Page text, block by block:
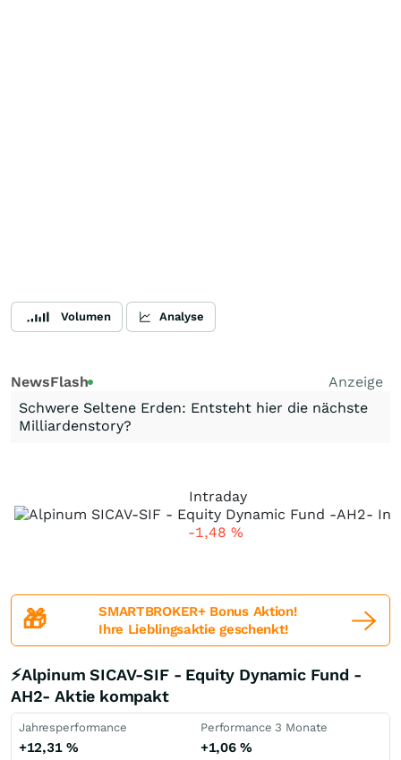
Volumen Analyse
NewsFlash
Anzeige
Schwere Seltene Erden: Entsteht hier die nächste
Milliardenstory?
Intraday
-1,48 %
🎁
SMARTBROKER+ Bonus Aktion!
Ihre Lieblingsaktie geschenkt!
⚡Alpinum SICAV-SIF - Equity Dynamic Fund -
AH2- Aktie kompakt
Jahresperformance
+12,31 %
Performance 3 Monate
+1,06%